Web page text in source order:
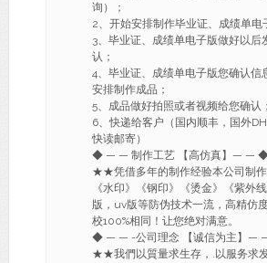
询）；
2、开始安排制作毕业证、成绩单电
3、毕业证、成绩单电子版做好以后
认；
4、毕业证、成绩单电子版您确认信
安排制作成品；
5、成品做好拍照或者视频给您确认；
6、快递给客户（国内顺丰，国外
快读邮寄）
◆ — — 制作工艺 【高仿真】— —
★★凭借多年的制作经验本公司制作
《水印》《钢印》《烫金》《紫外
版，uv版等防伪技术一流，高精仿
校100%相同！让您绝对满意。
◆ — — -公司理念 【诚信为主】
★★我們以質量求生存，.以服务求